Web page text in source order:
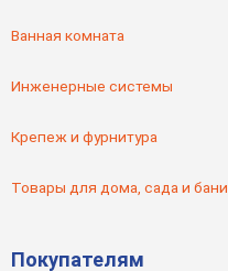
Ванная комната
Инженерные системы
Крепеж и фурнитура
Товары для дома, сада и бани
Покупателям